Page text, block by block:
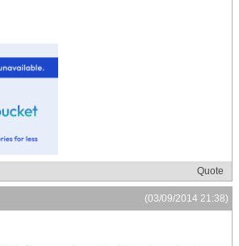
Quote
(03/09/2014 21:38)